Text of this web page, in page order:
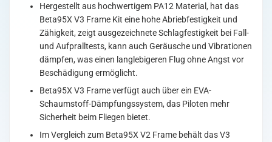
Hergestellt aus hochwertigem PA12 Material, hat das
Beta95X V3 Frame Kit eine hohe Abriebfestigkeit und
Zähigkeit, zeigt ausgezeichnete Schlagfestigkeit bei Fall-
und Aufpralltests, kann auch Geräusche und Vibrationen
dämpfen, was einen langlebigeren Flug ohne Angst vor
Beschädigung ermöglicht.
Beta95X V3 Frame verfügt auch über ein EVA-
Schaumstoff-Dämpfungssystem, das Piloten mehr
Sicherheit beim Fliegen bietet.
Im Vergleich zum Beta95X V2 Frame behält das V3